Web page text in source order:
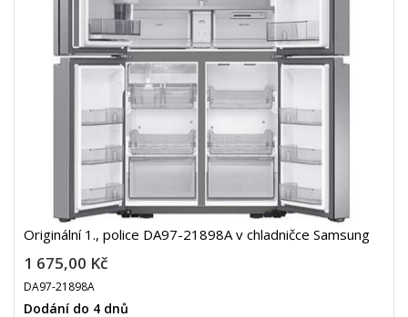
Originální 1., police DA97-21898A v chladničce Samsung
1 675,00 Kč
DA97-21898A
Dodání do 4 dnů